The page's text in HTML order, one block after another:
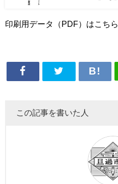
印刷用データ（PDF）はこ
この記事を書いた人